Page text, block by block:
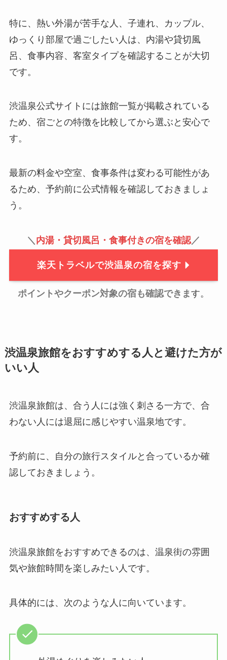
特に、熱い外湯が苦手な人、子連れ、カップル、
ゆっくり部屋で過ごしたい人は、内湯や貸切風
呂、食事内容、客室タイプを確認することが大切
です。
渋温泉公式サイトには旅館一覧が掲載されている
ため、宿ごとの特徴を比較してから選ぶと安心で
す。
最新の料金や空室、食事条件は変わる可能性があ
るため、予約前に公式情報を確認しておきましょ
う。
＼ 内湯・貸切風呂・食事付きの宿を確認／
楽天トラベルで渋温泉の宿を探す
ポイントやクーポン対象の宿も確認できます。
渋温泉旅館をおすすめする人と避けた方が
いい人
渋温泉旅館は、合う人には強く刺さる一方で、合
わない人には退屈に感じやすい温泉地です。
予約前に、自分の旅行スタイルと合っているか確
認しておきましょう。
おすすめする人
渋温泉旅館をおすすめできるのは、温泉街の雰囲
気や旅館時間を楽しみたい人です。
具体的には、次のような人に向いています。